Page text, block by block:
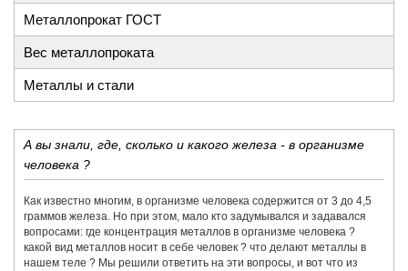
Металлопрокат ГОСТ
Вес металлопроката
Металлы и стали
А вы знали, где, сколько и какого железа - в организме
человека ?
Как известно многим, в организме человека содержится от 3 до 4,5
граммов железа. Но при этом, мало кто задумывался и задавался
вопросами: где концентрация металлов в организме человека ?
какой вид металлов носит в себе человек ? что делают металлы в
нашем теле ? Мы решили ответить на эти вопросы, и вот что из